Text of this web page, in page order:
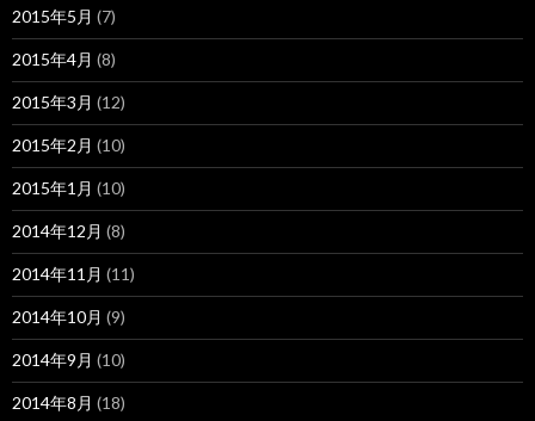
2015年5月 (7)
2015年4月 (8)
2015年3月 (12)
2015年2月 (10)
2015年1月 (10)
2014年12月 (8)
2014年11月 (11)
2014年10月 (9)
2014年9月 (10)
2014年8月 (18)